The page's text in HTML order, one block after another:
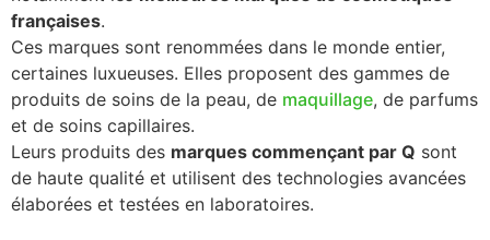
françaises.
Ces marques sont renommées dans le monde entier,
certaines luxueuses. Elles proposent des gammes de
produits de soins de la peau, de maquillage, de parfums
et de soins capillaires.
Leurs produits des marques commençant par Q sont
de haute qualité et utilisent des technologies avancées
élaborées et testées en laboratoires.